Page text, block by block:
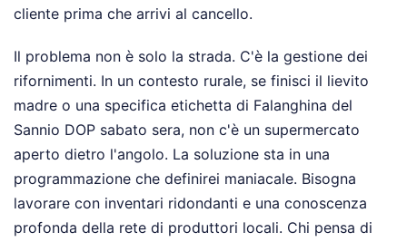
cliente prima che arrivi al cancello.
Il problema non è solo la strada. C'è la gestione dei
rifornimenti. In un contesto rurale, se finisci il lievito
madre o una specifica etichetta di Falanghina del
Sannio DOP sabato sera, non c'è un supermercato
aperto dietro l'angolo. La soluzione sta in una
programmazione che definirei maniacale. Bisogna
lavorare con inventari ridondanti e una conoscenza
profonda della rete di produttori locali. Chi pensa di